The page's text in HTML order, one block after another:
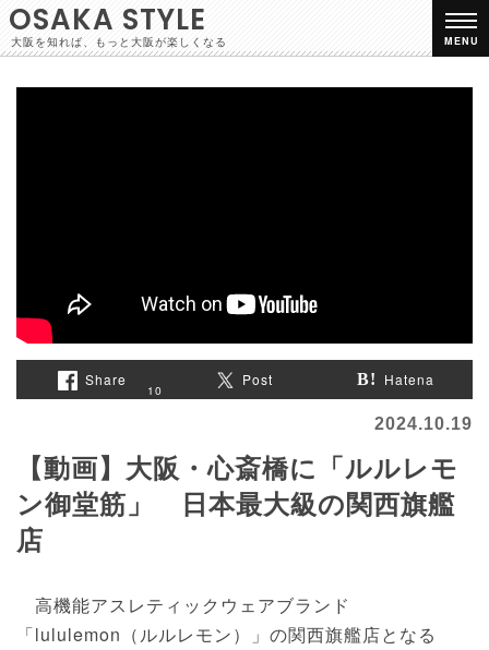
OSAKA STYLE
大阪を知れば、もっと大阪が楽しくなる MENU
Share
10
Post Hatena
2024.10.19
【動画】大阪・心斎橋に「ルルレモ
ン御堂筋」 日本最大級の関西旗艦
店
⾼機能アスレティックウェアブランド
「lululemon（ルルレモン）」の関西旗艦店となる